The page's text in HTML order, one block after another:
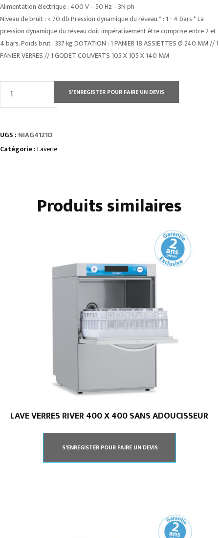
Alimentation électrique : 400 V – 50 Hz – 3N ph
Niveau de bruit : < 70 db Pression dynamique du réseau * : 1 - 4 bars * La
pression dynamique du réseau doit impérativement être comprise entre 2 et
4 bars. Poids brut : 337 kg DOTATION : 1 PANIER 18 ASSIETTES Ø 240 MM // 1
PANIER VERRES // 1 GODET COUVERTS 105 X 105 X 140 MM
A
AVANC.
S'ENREGISTER POUR FAIRE UN DEVIS
UGS : NIAG4121D
Catégorie :Laverie
Produits similaires
LAVE VERRES RIVER 400 X 400 SANS ADOUCISSEUR
S'ENREGISTER POUR FAIRE UN DEVIS